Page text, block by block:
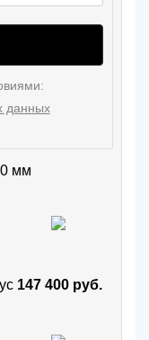
данных
мм
147 400 руб.